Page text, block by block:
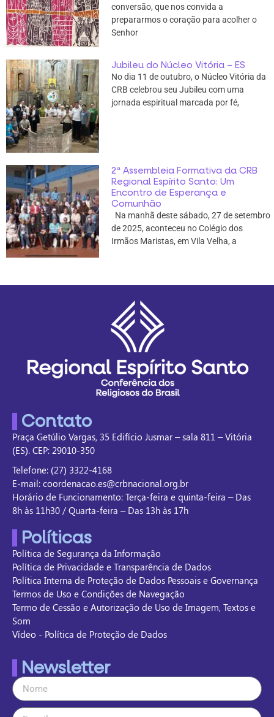
conversão, que nos convida a
prepararmos o coração para acolher o
Senhor
Jubileu do Núcleo Vitória – ES
No dia 11 de outubro, o Núcleo Vitória da
CRB celebrou seu Jubileu com uma
jornada espiritual marcada por fé,
2ª Assembleia Formativa da CRB
Regional Espírito Santo: Um
Encontro de Esperança e
Comunhão
Na manhã deste sábado, 27 de setembro
de 2025, aconteceu no Colégio dos
Irmãos Maristas, em Vila Velha, a
Contato
Praça Getúlio Vargas, 35 Edifício Jusmar – sala 811 – Vitória
(ES). CEP: 29010-350
Telefone: (27) 3322-4168
E-mail: coordenacao.es@crbnacional.org.br
Horário de Funcionamento: Terça-feira e quinta-feira – Das
8h às 11h30 / Quarta-feira – Das 13h às 17h
Políticas
Política de Segurança da Informação
Política de Privacidade e Transparência de Dados
Política Interna de Proteção de Dados Pessoais e Governança
Termos de Uso e Condições de Navegação
Termo de Cessão e Autorização de Uso de Imagem, Textos e
Som
Vídeo - Política de Proteção de Dados
Newsletter